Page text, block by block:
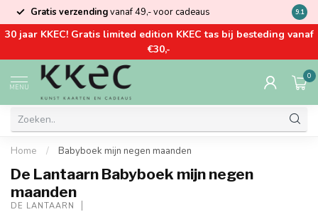
Gratis verzendingvanaf 49,- voor cadeaus Kom
9.1
30 jaar KKEC! Gratis limited edition KKEC tas bij besteding vanaf
€30,-
MENU
0
Home / Babyboek mijn negen maanden
De Lantaarn Babyboek mijn negen
maanden
DE LANTAARN